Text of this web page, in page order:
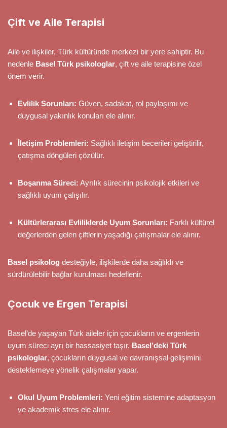
Çift ve Aile Terapisi
Aile ve ilişkiler, Türk kültüründe merkezi bir yere sahiptir. Bu
nedenle Basel Türk psikologlar, çift ve aile terapisine özel
önem verir.
Evlilik Sorunları: Güven, sadakat, rol paylaşımı ve
duygusal yakınlık konuları ele alınır.
İletişim Problemleri: Sağlıklı iletişim becerileri geliştirilir,
çatışma döngüleri çözülür.
Boşanma Süreci: Ayrılık sürecinin psikolojik etkileri ve
sağlıklı uyum çalışılır.
Kültürlerarası Evliliklerde Uyum Sorunları: Farklı kültürel
değerlerden gelen çiftlerin yaşadığı çatışmalar ele alınır.
Basel psikolog desteğiyle, ilişkilerde daha sağlıklı ve
sürdürülebilir bağlar kurulması hedeflenir.
Çocuk ve Ergen Terapisi
Basel’de yaşayan Türk aileler için çocukların ve ergenlerin
uyum süreci ayrı bir hassasiyet taşır. Basel’deki Türk
psikologlar, çocukların duygusal ve davranışsal gelişimini
desteklemeye yönelik çalışmalar yapar.
Okul Uyum Problemleri: Yeni eğitim sistemine adaptasyon
ve akademik stres ele alınır.